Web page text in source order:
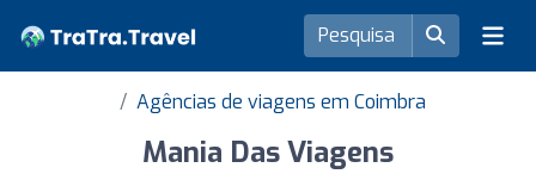
Agências de viagens em Coimbra
Mania Das Viagens